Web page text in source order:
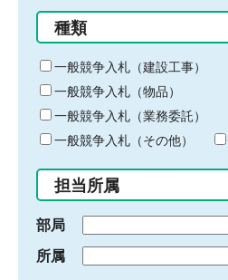
る
キ
ー
ワ
ー
ド
入
力
種類
一般競争入札（建設工事）
一般競争入札（物品）
一般競争入札（業務委託）
一般競争入札（その他）
担当所属
部局
所属